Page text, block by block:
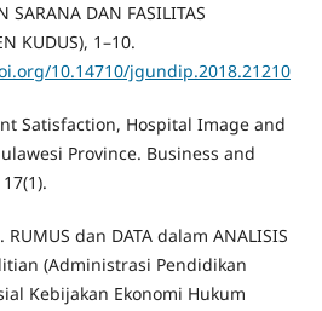
SARANA DAN FASILITAS
KUDUS), 1–10.
10.14710/jgundip.2018.21210
Satisfaction, Hospital Image and
Province. Business and
dan DATA dalam ANALISIS
(Administrasi Pendidikan
Kebijakan Ekonomi Hukum